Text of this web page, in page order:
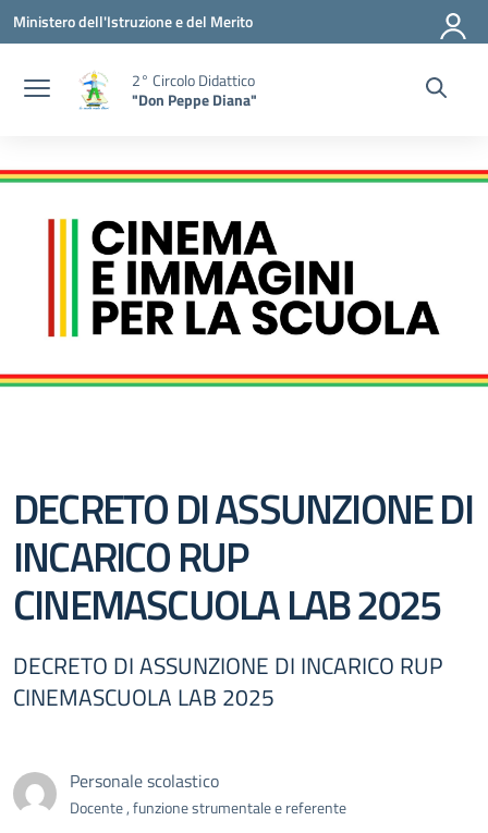
Vai ai contenuti
Vai al menu di navigazione
Vai al footer
Ministero dell'Istruzione e del Merito
2° Circolo Didattico
"Don Peppe Diana"
DECRETO DI ASSUNZIONE DI
INCARICO RUP
CINEMASCUOLA LAB 2025
DECRETO DI ASSUNZIONE DI INCARICO RUP
CINEMASCUOLA LAB 2025
Personale scolastico
Docente , funzione strumentale e referente